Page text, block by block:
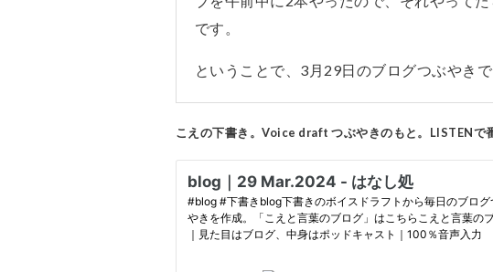
です。
ということで、3月29日のブログつぶやきで
こえの下書き。Voice draft つぶやきのもと。LISTENで